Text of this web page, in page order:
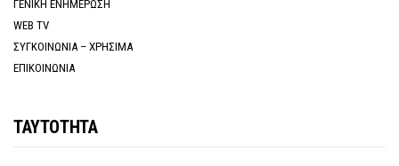
ΓΕΝΙΚΗ ΕΝΗΜΕΡΩΣΗ
WEB TV
ΣΥΓΚΟΙΝΩΝΙΑ – ΧΡΗΣΙΜΑ
ΕΠΙΚΟΙΝΩΝΙΑ
ΤΑΥΤΟΤΗΤΑ